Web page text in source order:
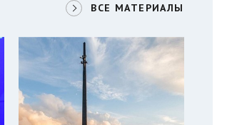
ВСЕ МАТЕРИАЛЫ